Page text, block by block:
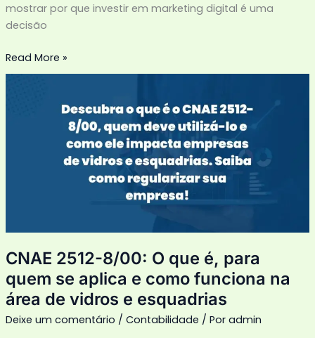
mostrar por que investir em marketing digital é uma
decisão
Read More »
CNAE 2512-8/00: O que é, para
quem se aplica e como funciona na
área de vidros e esquadrias
Deixe um comentário / Contabilidade / Por admin
aplica
e
como
funciona
na
área